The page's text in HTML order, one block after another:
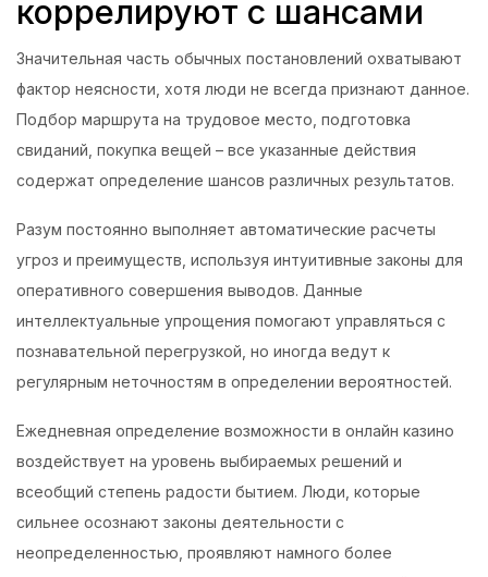
коррелируют с шансами
Значительная часть обычных постановлений охватывают
фактор неясности, хотя люди не всегда признают данное.
Подбор маршрута на трудовое место, подготовка
свиданий, покупка вещей – все указанные действия
содержат определение шансов различных результатов.
Разум постоянно выполняет автоматические расчеты
угроз и преимуществ, используя интуитивные законы для
оперативного совершения выводов. Данные
интеллектуальные упрощения помогают управляться с
познавательной перегрузкой, но иногда ведут к
регулярным неточностям в определении вероятностей.
Ежедневная определение возможности в онлайн казино
воздействует на уровень выбираемых решений и
всеобщий степень радости бытием. Люди, которые
сильнее осознают законы деятельности с
неопределенностью, проявляют намного более